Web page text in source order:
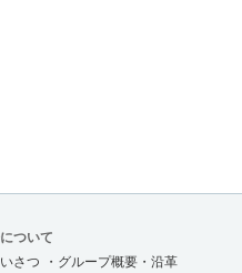
ついて
さつ ・グループ概要・沿革